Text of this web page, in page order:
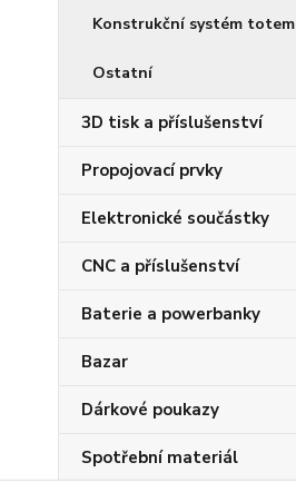
Konstrukční systém totem
Ostatní
3D tisk a příslušenství
Propojovací prvky
Elektronické součástky
CNC a příslušenství
Baterie a powerbanky
Bazar
Dárkové poukazy
Spotřební materiál